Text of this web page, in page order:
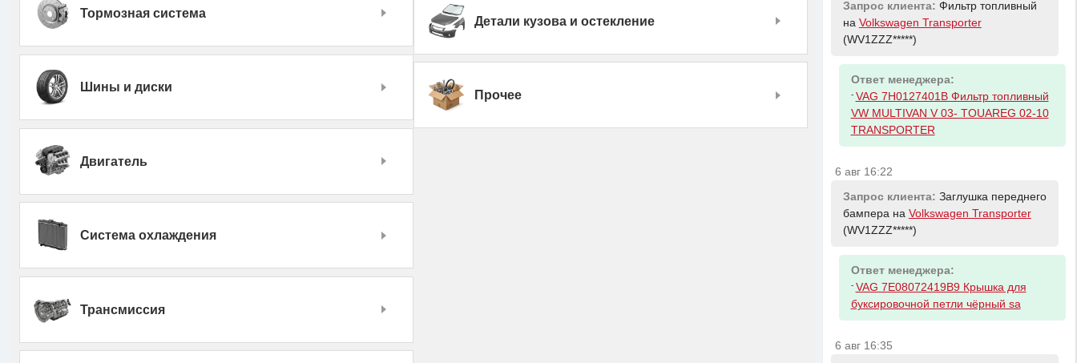
Тормозная система
Шины и диски
Двигатель
Система охлаждения
Трансмиссия
Детали кузова и остекление
Прочее
Запрос клиента: Фильтр топливный
на Volkswagen Transporter
(WV1ZZZ*****)
Ответ менеджера:
- VAG 7H0127401B Фильтр топливный
VW MULTIVAN V 03- TOUAREG 02-10
TRANSPORTER
6 авг 16:22
Запрос клиента: Заглушка переднего
бампера на Volkswagen Transporter
(WV1ZZZ*****)
Ответ менеджера:
- VAG 7E08072419B9 Крышка для
буксировочной петли чёрный sa
6 авг 16:35